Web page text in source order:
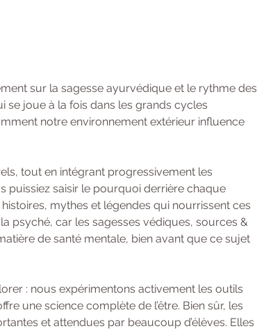
sur la sagesse ayurvédique et le rythme des
se joue à la fois dans les grands cycles
notre environnement extérieur influence
tout en intégrant progressivement les
puissiez saisir le pourquoi derrière chaque
mythes et légendes qui nourrissent ces
psyché, car les sagesses védiques, sources &
de santé mentale, bien avant que ce sujet
: nous expérimentons activement les outils
une science complète de l’être. Bien sûr, les
et attendues par beaucoup d’élèves. Elles